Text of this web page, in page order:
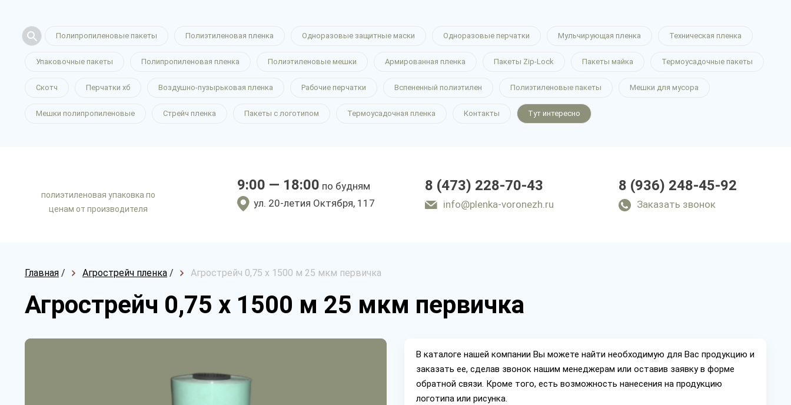
Полипропиленовые пакеты Полиэтиленовая пленка Одноразовые защитные маски Одноразовые перчатки Мульчирующая пленка Техническая пленка
Упаковочные пакеты Полипропиленовая пленка Полиэтиленовые мешки Армированная пленка Пакеты Zip-Lock Пакеты майка Термоусадочные пакеты
Скотч Перчатки хб Воздушно-пузырьковая пленка Рабочие перчатки Вспененный полиэтилен Полиэтиленовые пакеты Мешки для мусора
Мешки полипропиленовые Стрейч пленка Пакеты с логотипом Термоусадочная пленка Контакты Тут интересно
полиэтиленовая упаковка по
ценам от производителя
9:00 — 18:00 по будням
ул. 20-летия Октября, 117
8 (473) 228-70-43
info@plenka-voronezh.ru
8 (936) 248-45-92
Заказать звонок
Главная / Агрострейч пленка / Агрострейч 0,75 х 1500 м 25 мкм первичка
Агрострейч 0,75 х 1500 м 25 мкм первичка
В каталоге нашей компании Вы можете найти необходимую для Вас продукцию и
заказать ее, сделав звонок нашим менеджерам или оставив заявку в форме
обратной связи. Кроме того, есть возможность нанесения на продукцию
логотипа или рисунка.